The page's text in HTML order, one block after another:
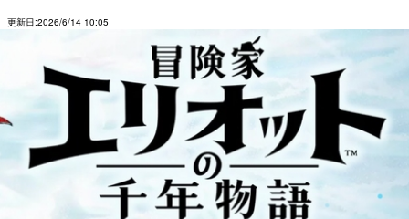
更新日:2026/6/14 10:05